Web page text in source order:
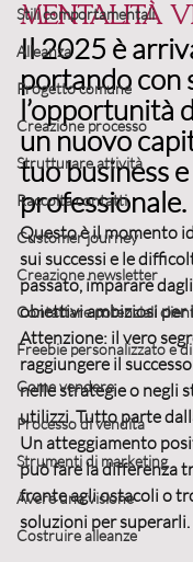
Stili comportamentali
Alleanza
Progetto comune
Creazione processo
Strutturare attività
Raccolta contatti
Customer journey
Creazione newsletter
Contattare potenziali
Freebie personalizzato e
Come vendere
Processo di vendita
Strumenti di marketing
Avere una visione
Costruire alleanze
mentalità
Il 2025 è
portando con
l’opportunità
un nuovo
tuo business
professionale.
Questo è il momento
sui successi e le
passato, imparare
obiettivi ambiziosi per
Attenzione: il vero
raggiungere il
nelle strategie o negli
utilizzi. Tutto parte
Un atteggiamento
può fare la differenza
fronte agli ostacoli o
soluzioni per superarli.